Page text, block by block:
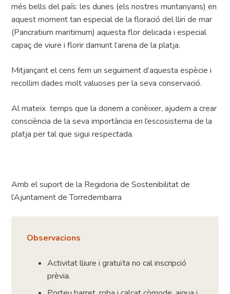
més bells del país: les dunes (els nostres muntanyans) en
aquest moment tan especial de la floració del lliri de mar
(Pancratium maritimum) aquesta flor delicada i especial
capaç de viure i florir damunt l’arena de la platja.
Mitjançant el cens fem un seguiment d’aquesta espècie i
recollim dades molt valuoses per la seva conservació.
Al mateix temps que la donem a conèixer, ajudem a crear
consciència de la seva importància en l’escosistema de la
platja per tal que sigui respectada.
Amb el suport de la Regidoria de Sostenibilitat de
l’Ajuntament de Torredembarra
Observacions
Activitat lliure i gratuïta no cal inscripció
prèvia.